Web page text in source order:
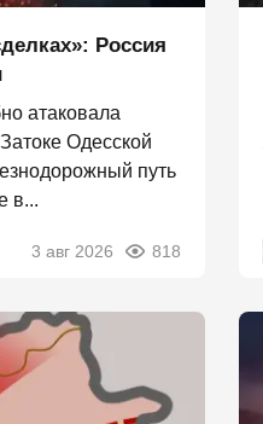
Россия
атаковала
Одесской
путь
в...
3 авг 2026 818